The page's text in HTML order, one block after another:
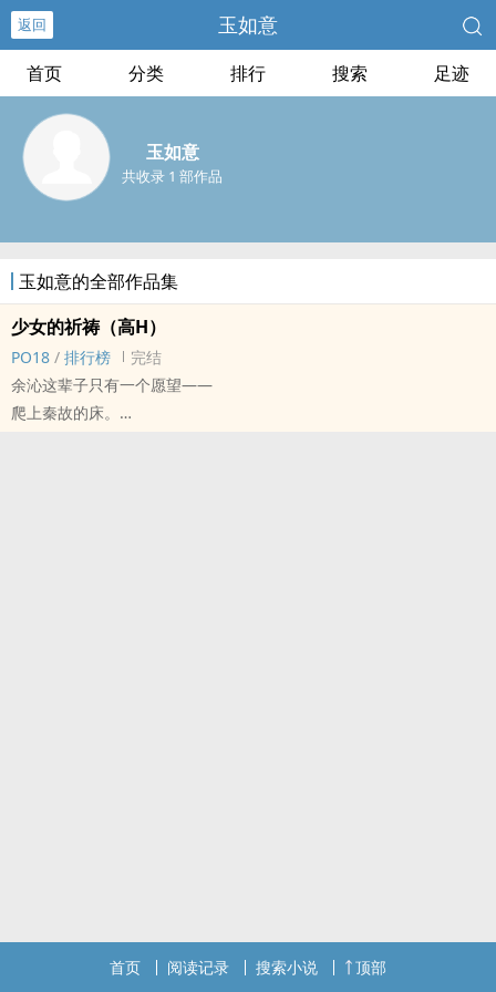
返回 玉如意
首页 分类 排行 搜索 足迹
玉如意
共收录 1 部作品
玉如意的全部作品集
少女的祈祷（‌高‎H‎‍‎）
PO18 / 排行榜
完结
余沁这辈子只有一个愿望——
爬上秦故的床。
首页 阅读记录 搜索小说 顶部